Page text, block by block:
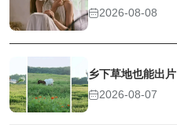
2026-08-08
乡下草地也能出
2026-08-07